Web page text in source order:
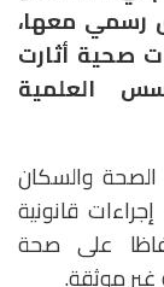
رسمي معها،
صحية أثارت
العلمية
الصحة والسكان
قانونية
على صحة
غير موثقة.